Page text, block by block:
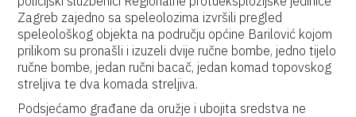
Zagreb zajedno sa speleolozima izvršili pregled
speleološkog objekta na području općine Barilović kojom
prilikom su pronašli i izuzeli dvije ručne bombe, jedno tijelo
ručne bombe, jedan ručni bacač, jedan komad topovskog
streljiva te dva komada streljiva.
Podsjećamo građane da oružje i ubojita sredstva ne